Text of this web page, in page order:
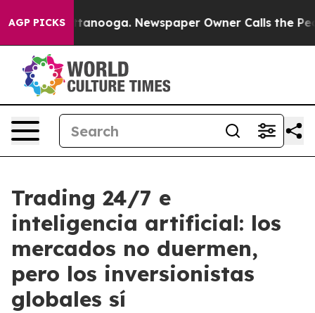
AGP PICKS Newspaper Owner Calls the People
Trading 24/7 e
inteligencia artificial: los
mercados no duermen,
pero los inversionistas
globales sí